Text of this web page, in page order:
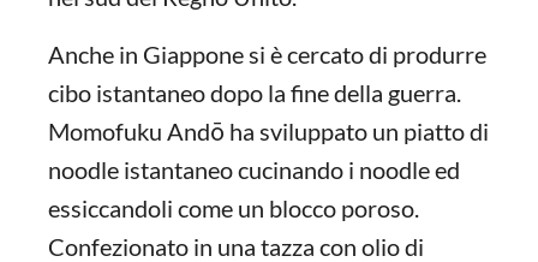
Anche in Giappone si è cercato di produrre
cibo istantaneo dopo la fine della guerra.
Momofuku Andō ha sviluppato un piatto di
noodle istantaneo cucinando i noodle ed
essiccandoli come un blocco poroso.
Confezionato in una tazza con olio di